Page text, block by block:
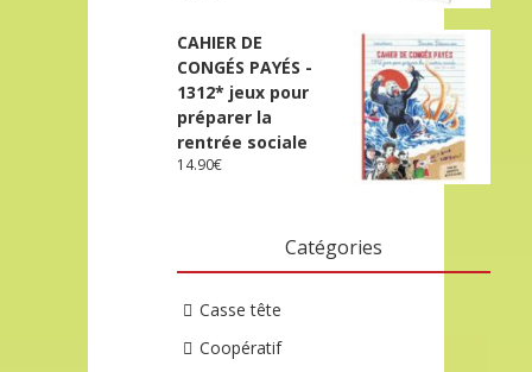
CAHIER DE
CONGÉS PAYÉS -
1312* jeux pour
préparer la
rentrée sociale
14.90€
Catégories
Casse tête
Coopératif